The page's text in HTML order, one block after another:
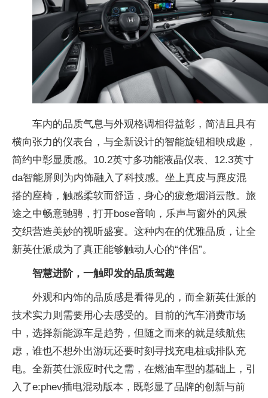
车内的品质气息与外观格调相得益彰，简洁且具有
横向张力的仪表台，与全新设计的智能旋钮相映成趣，
简约中彰显质感。10.2英寸多功能液晶仪表、12.3英寸
da智能屏则为内饰融入了科技感。坐上真皮与麂皮混
搭的座椅，触感柔软而舒适，身心的疲惫烟消云散。旅
途之中畅意驰骋，打开bose音响，乐声与窗外的风景
交织营造美妙的视听盛宴。这种内在的优雅品质，让全
新英仕派成为了真正能够触动人心的“伴侣”。
智慧进阶，一触即发的品质驾趣
外观和内饰的品质感是看得见的，而全新英仕派的
技术实力则需要用心去感受的。目前的汽车消费市场
中，选择新能源车是趋势，但随之而来的就是续航焦
虑，谁也不想外出游玩还要时刻寻找充电桩或排队充
电。全新英仕派应时代之需，在燃油车型的基础上，引
入了e:phev插电混动版本，既彰显了品牌的创新与前